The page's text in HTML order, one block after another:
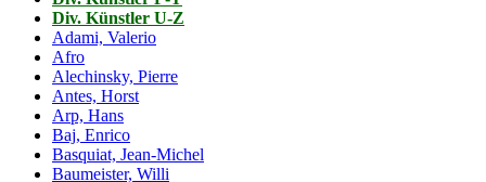
Div. Künstler U-Z
Adami, Valerio
Afro
Alechinsky, Pierre
Antes, Horst
Arp, Hans
Baj, Enrico
Basquiat, Jean-Michel
Baumeister, Willi